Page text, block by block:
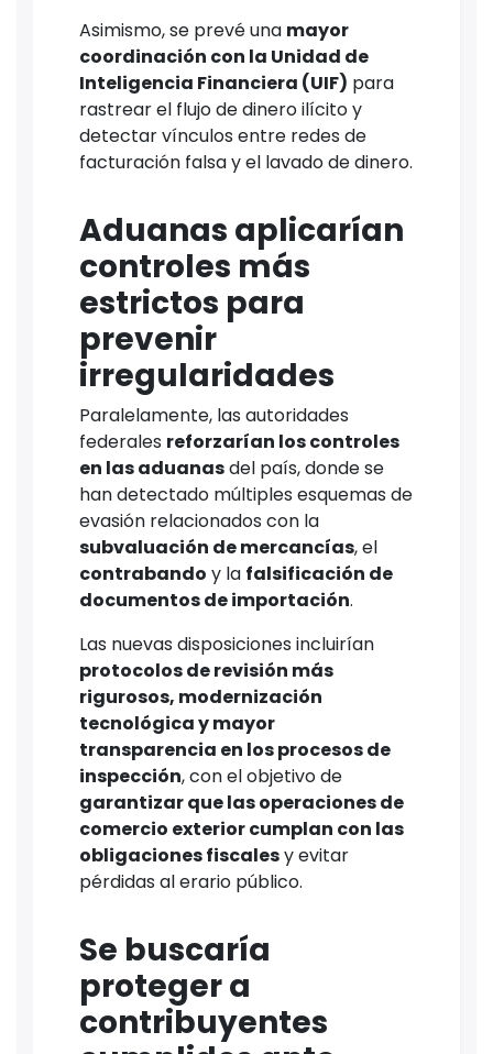
Asimismo, se prevé una mayor
coordinación con la Unidad de
Inteligencia Financiera (UIF) para
rastrear el flujo de dinero ilícito y
detectar vínculos entre redes de
facturación falsa y el lavado de dinero.
Aduanas aplicarían
controles más
estrictos para
prevenir
irregularidades
Paralelamente, las autoridades
federales reforzarían los controles
en las aduanasdel país, donde se
han detectado múltiples esquemas de
evasión relacionados con la
subvaluación de mercancías, el
contrabando y la falsificación de
documentos de importación.
Las nuevas disposiciones incluirían
protocolos de revisión más
rigurosos, modernización
tecnológica y mayor
transparencia en los procesos de
inspección, con el objetivo de
garantizar que las operaciones de
comercio exterior cumplan con las
obligaciones fiscalesy evitar
pérdidas al erario público.
Se buscaría
proteger a
contribuyentes